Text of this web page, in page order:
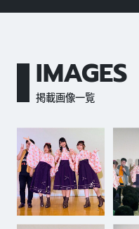
IMAGES
掲載画像一覧